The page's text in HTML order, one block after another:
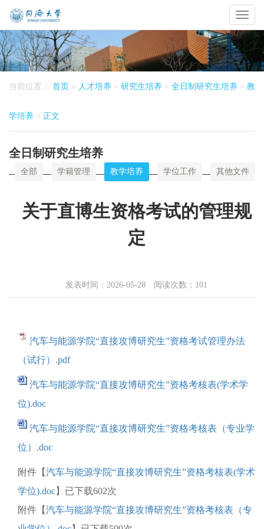
Toggle
当前位置： 首页 > 人才培养 > 研究生培养 > 全日制研究生培养 > 教
学培养 > 正文
全日制研究生培养
全部 学籍管理 教学培养 学位工作 其他文件
关于直博生资格考试的管理规
定
发表时间：2026-05-28 阅读次数： 101
汽车与能源学院“直接攻博研究生”资格考试管理办法
（试行）.pdf
汽车与能源学院“直接攻博研究生”资格考核表(学术学
位).doc
汽车与能源学院“直接攻博研究生”资格考核表（专业学
位）.doc
附件【汽车与能源学院“直接攻博研究生”资格考核表(学术
学位).doc】已下载602次
附件【汽车与能源学院“直接攻博研究生”资格考核表（专